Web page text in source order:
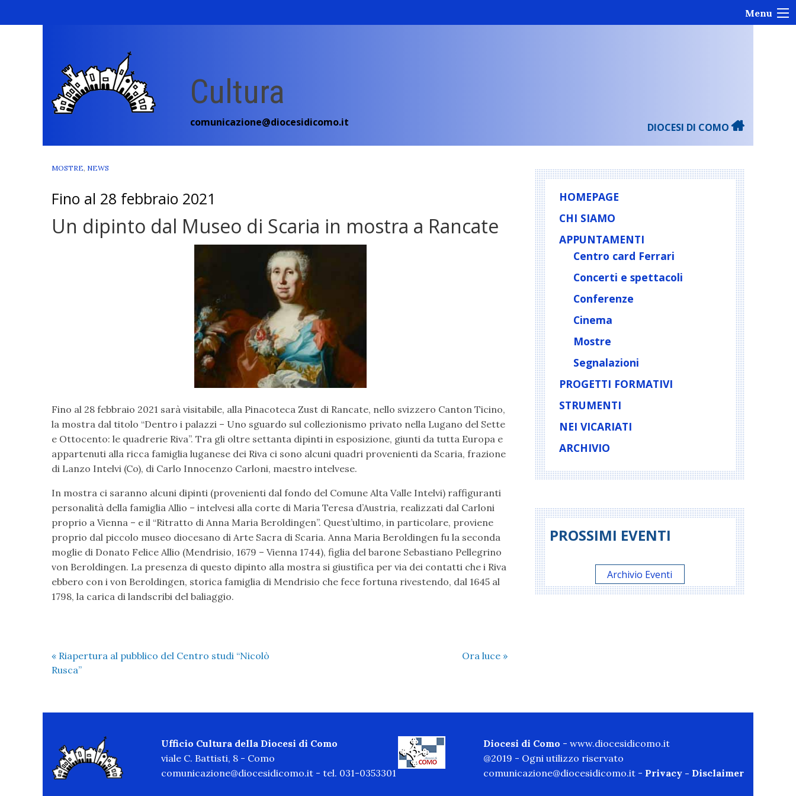
Menu
Cultura
comunicazione@diocesidicomo.it DIOCESI DI COMO
MOSTRE, NEWS
Fino al 28 febbraio 2021
Un dipinto dal Museo di Scaria in mostra a Rancate
Fino al 28 febbraio 2021 sarà visitabile, alla Pinacoteca Zust di Rancate, nello svizzero Canton Ticino,
la mostra dal titolo “Dentro i palazzi – Uno sguardo sul collezionismo privato nella Lugano del Sette
e Ottocento: le quadrerie Riva”. Tra gli oltre settanta dipinti in esposizione, giunti da tutta Europa e
appartenuti alla ricca famiglia luganese dei Riva ci sono alcuni quadri provenienti da Scaria, frazione
di Lanzo Intelvi (Co), di Carlo Innocenzo Carloni, maestro intelvese.
In mostra ci saranno alcuni dipinti (provenienti dal fondo del Comune Alta Valle Intelvi) raffiguranti
personalità della famiglia Allio – intelvesi alla corte di Maria Teresa d’Austria, realizzati dal Carloni
proprio a Vienna – e il “Ritratto di Anna Maria Beroldingen”. Quest’ultimo, in particolare, proviene
proprio dal piccolo museo diocesano di Arte Sacra di Scaria. Anna Maria Beroldingen fu la seconda
moglie di Donato Felice Allio (Mendrisio, 1679 – Vienna 1744), figlia del barone Sebastiano Pellegrino
von Beroldingen. La presenza di questo dipinto alla mostra si giustifica per via dei contatti che i Riva
ebbero con i von Beroldingen, storica famiglia di Mendrisio che fece fortuna rivestendo, dal 1645 al
1798, la carica di landscribi del baliaggio.
« Riapertura al pubblico del Centro studi “Nicolò
Rusca”
Ora luce »
HOMEPAGE
CHI SIAMO
APPUNTAMENTI
Centro card Ferrari
Concerti e spettacoli
Conferenze
Cinema
Mostre
Segnalazioni
PROGETTI FORMATIVI
STRUMENTI
NEI VICARIATI
ARCHIVIO
PROSSIMI EVENTI
Archivio Eventi
Ufficio Cultura della Diocesi di Como
viale C. Battisti, 8 - Como
comunicazione@diocesidicomo.it - tel. 031-0353301
Diocesi di Como - www.diocesidicomo.it
@2019 - Ogni utilizzo riservato
comunicazione@diocesidicomo.it - Privacy - Disclaimer